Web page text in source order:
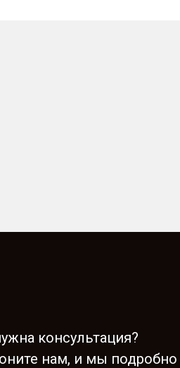
консультация?
нам, и мы подробно